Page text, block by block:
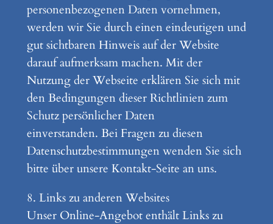
personenbezogenen Daten vornehmen,
werden wir Sie durch einen eindeutigen und
gut sichtbaren Hinweis auf der Website
darauf aufmerksam machen. Mit der
Nutzung der Webseite erklären Sie sich mit
den Bedingungen dieser Richtlinien zum
Schutz persönlicher Daten
einverstanden. Bei Fragen zu diesen
Datenschutzbestimmungen wenden Sie sich
bitte über unsere Kontakt-Seite an uns.
8. Links zu anderen Websites
Unser Online-Angebot enthält Links zu